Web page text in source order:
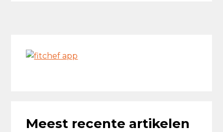
Meest recente artikelen